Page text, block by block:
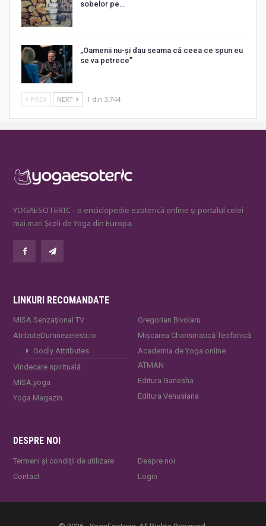
sobelor pe…
„Oamenii nu-și dau seama că ceea ce spun eu
se va petrece”
PREV NEXT 1 din 3.744
YOGAESOTERIC - o enciclopedie ezoterică online și portalul celei
mai mari Școli de Yoga din Europa.
LINKURI RECOMANDATE
MISA Senzaţional TV
AtributeDumnezeiesti.ro
Godly Attributes
Vindecare spirituală
MISA.yoga
Yoga Magazin
Gregorian Bivolaru
Mișcarea Charismatică Teofanică
Academia de Yoga online
ATMAN
Editura Ganesha
Editura Venusiana
DESPRE NOI
Termeni și condiții de utilizare
Contact
Despre noi
Login